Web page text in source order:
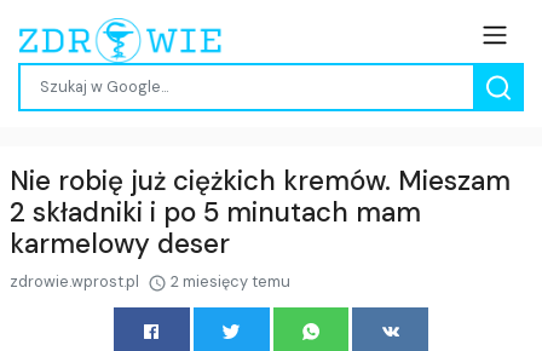
Nie robię już ciężkich kremów. Mieszam
2 składniki i po 5 minutach mam
karmelowy deser
zdrowie.wprost.pl 2 miesięcy temu